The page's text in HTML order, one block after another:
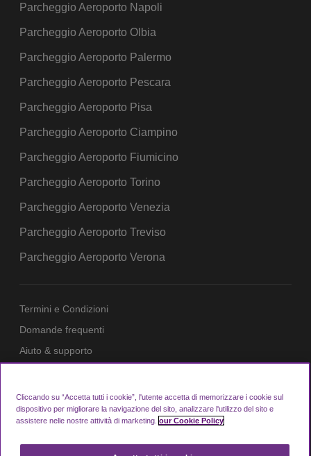
Parcheggio Aeroporto Napoli
Parcheggio Aeroporto Olbia
Parcheggio Aeroporto Palermo
Parcheggio Aeroporto Pescara
Parcheggio Aeroporto Pisa
Parcheggio Aeroporto Ciampino
Parcheggio Aeroporto Fiumicino
Parcheggio Aeroporto Torino
Parcheggio Aeroporto Venezia
Parcheggio Aeroporto Treviso
Parcheggio Aeroporto Verona
Termini e Condizioni
Domande frequenti
Aiuto & supporto
Cookie Policy
Login Area Membri
Cliccando su “Accetta tutti i cookie”, l'utente accetta di memorizzare i cookie sul
dispositivo per migliorare la navigazione del sito, analizzare l'utilizzo del sito e
assistere nelle nostre attività di marketing. our Cookie Policy